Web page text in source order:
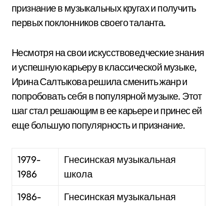
признание в музыкальных кругах и получить
первых поклонников своего таланта.
Несмотря на свои искусствоведческие знания
и успешную карьеру в классической музыке,
Ирина Салтыкова решила сменить жанр и
попробовать себя в популярной музыке. Этот
шаг стал решающим в ее карьере и принес ей
еще большую популярность и признание.
1979-
1986
Гнесинская музыкальная
школа
1986-
Гнесинская музыкальная